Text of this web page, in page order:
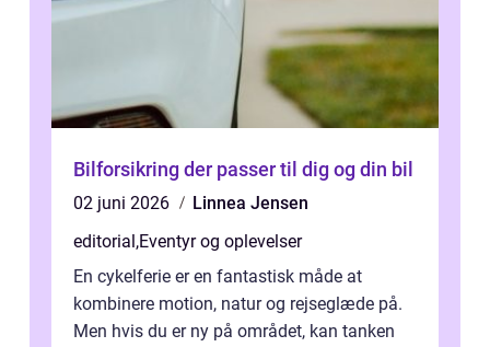
Bilforsikring der passer til dig og din bil
02 juni 2026
Linnea Jensen
editorial,Eventyr og oplevelser
En cykelferie er en fantastisk måde at
kombinere motion, natur og rejseglæde på.
Men hvis du er ny på området, kan tanken